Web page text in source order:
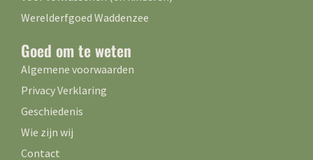
Werelderfgoed Waddenzee
Goed om te weten
Algemene voorwaarden
Privacy Verklaring
Geschiedenis
Wie zijn wij
Contact